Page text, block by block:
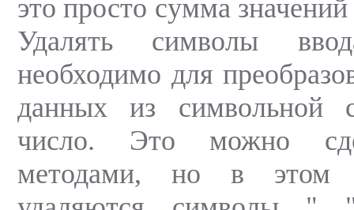
это просто сумма
Удалять символы
необходимо для
данных из символьной
число. Это можно
методами, но в этом